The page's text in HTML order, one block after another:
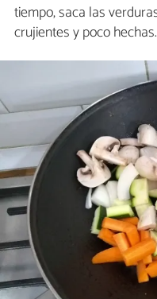
tiempo, saca las
crujientes y poco hechas.